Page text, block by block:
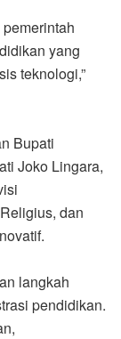
yang
teknologi,”
Bupati
Joko Lingara,
dan
langkah
pendidikan.